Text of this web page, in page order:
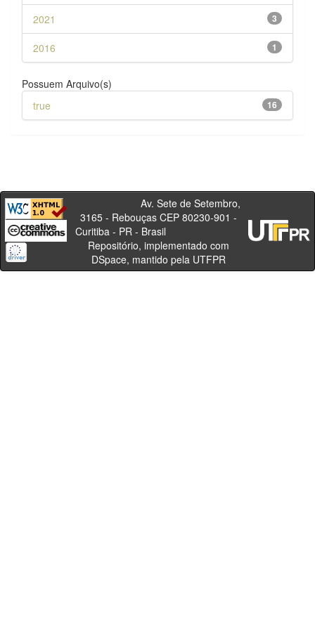
3
2021
1
2016
Possuem Arquivo(s)
16
true
Av. Sete de Setembro,
3165 - Rebouças CEP 80230-901 -
Curitiba - PR - Brasil
Repositório, implementado com
DSpace, mantido pela UTFPR